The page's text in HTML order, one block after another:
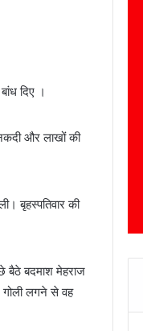
दिए ।
और लाखों की
बृहस्पतिवार की
बैठे बदमाश मेहराज
गोली लगने से वह